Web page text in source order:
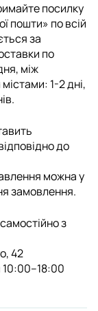
посилку
пошти» по всій
за
по
між
1-2 дні,
до
можна у
замовлення.
з
42
10:00–18:00